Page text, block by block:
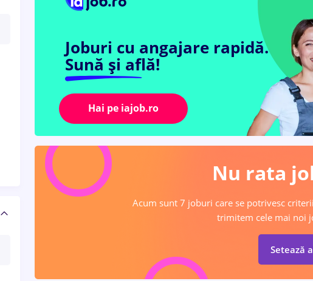
Joburi cu angajare rapidă.
Sună și află!
Hai pe iajob.ro
Nu rata
Acum sunt 7 joburi care se potrivesc
trimitem cele mai noi
Setează